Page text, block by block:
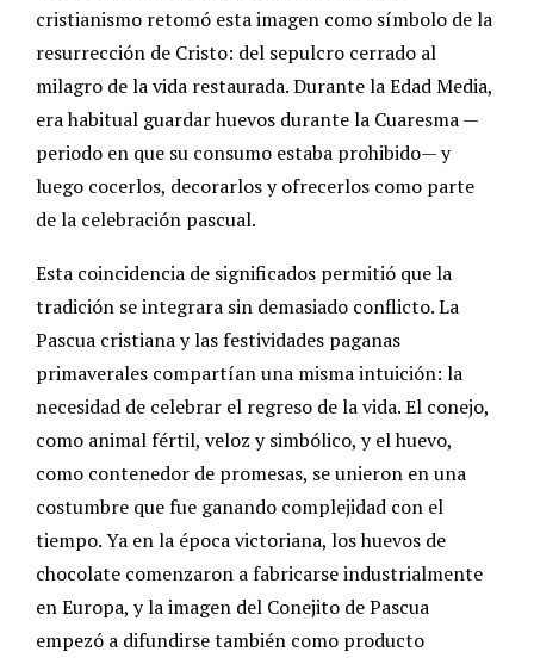
cristianismo retomó esta imagen como símbolo de la
resurrección de Cristo: del sepulcro cerrado al
milagro de la vida restaurada. Durante la Edad Media,
era habitual guardar huevos durante la Cuaresma —
periodo en que su consumo estaba prohibido— y
luego cocerlos, decorarlos y ofrecerlos como parte
de la celebración pascual.
Esta coincidencia de significados permitió que la
tradición se integrara sin demasiado conflicto. La
Pascua cristiana y las festividades paganas
primaverales compartían una misma intuición: la
necesidad de celebrar el regreso de la vida. El conejo,
como animal fértil, veloz y simbólico, y el huevo,
como contenedor de promesas, se unieron en una
costumbre que fue ganando complejidad con el
tiempo. Ya en la época victoriana, los huevos de
chocolate comenzaron a fabricarse industrialmente
en Europa, y la imagen del Conejito de Pascua
empezó a difundirse también como producto